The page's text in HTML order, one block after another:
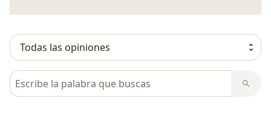
Busca en opiniones